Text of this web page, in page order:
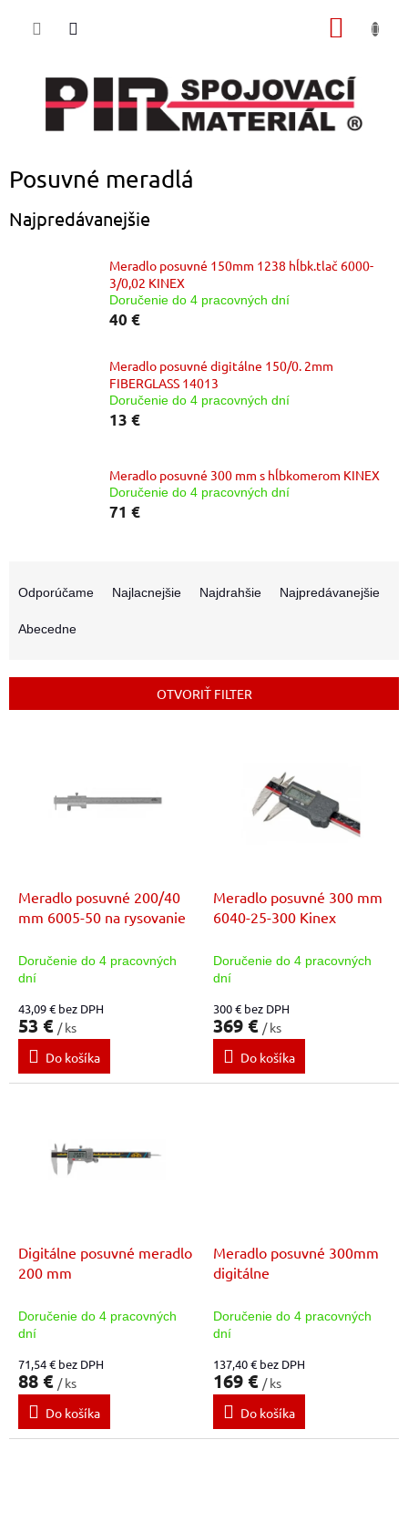
Posuvné meradlá
Najpredávanejšie
Meradlo posuvné 150mm 1238 hĺbk.tlač 6000-
3/0,02 KINEX
Doručenie do 4 pracovných dní
40 €
Meradlo posuvné digitálne 150/0. 2mm
FIBERGLASS 14013
Doručenie do 4 pracovných dní
13 €
Meradlo posuvné 300 mm s hĺbkomerom KINEX
Doručenie do 4 pracovných dní
71 €
p
Odporúčame Najlacnejšie Najdrahšie Najpredávanejšie
Abecedne
OTVORIŤ FILTER
o
Meradlo posuvné 200/40
mm 6005-50 na rysovanie
Doručenie do 4 pracovných
dní
43,09 € bez DPH
53 € / ks
Do košíka
Meradlo posuvné 300 mm
6040-25-300 Kinex
Doručenie do 4 pracovných
dní
300 € bez DPH
369 € / ks
Do košíka
Digitálne posuvné meradlo
200 mm
Doručenie do 4 pracovných
dní
71,54 € bez DPH
88 € / ks
Do košíka
Meradlo posuvné 300mm
digitálne
Doručenie do 4 pracovných
dní
137,40 € bez DPH
169 € / ks
Do košíka